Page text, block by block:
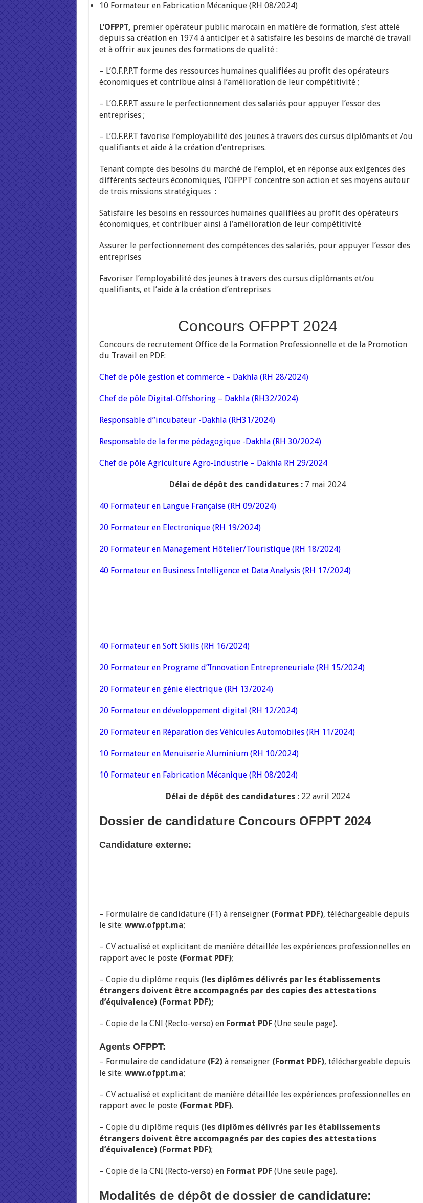
10 Formateur en Fabrication Mécanique (RH 08/2024)
L’OFPPT, premier opérateur public marocain en matière de formation, s’est attelé
depuis sa création en 1974 à anticiper et à satisfaire les besoins de marché de travail
et à offrir aux jeunes des formations de qualité :
– L’O.F.P.P.T forme des ressources humaines qualifiées au profit des opérateurs
économiques et contribue ainsi à l’amélioration de leur compétitivité ;
– L’O.F.P.P.T assure le perfectionnement des salariés pour appuyer l’essor des
entreprises ;
– L’O.F.P.P.T favorise l’employabilité des jeunes à travers des cursus diplômants et /ou
qualifiants et aide à la création d’entreprises.
Tenant compte des besoins du marché de l’emploi, et en réponse aux exigences des
différents secteurs économiques, l’OFPPT concentre son action et ses moyens autour
de trois missions stratégiques :
Satisfaire les besoins en ressources humaines qualifiées au profit des opérateurs
économiques, et contribuer ainsi à l’amélioration de leur compétitivité
Assurer le perfectionnement des compétences des salariés, pour appuyer l’essor des
entreprises
Favoriser l’employabilité des jeunes à travers des cursus diplômants et/ou
qualifiants, et l’aide à la création d’entreprises
Concours OFPPT 2024
Concours de recrutement Office de la Formation Professionnelle et de la Promotion
du Travail en PDF:
Chef de pôle gestion et commerce – Dakhla (RH 28/2024)
Chef de pôle Digital-Offshoring – Dakhla (RH32/2024)
Responsable d”incubateur -Dakhla (RH31/2024)
Responsable de la ferme pédagogique -Dakhla (RH 30/2024)
Chef de pôle Agriculture Agro-Industrie – Dakhla RH 29/2024
Délai de dépôt des candidatures : 7 mai 2024
40 Formateur en Langue Française (RH 09/2024)
20 Formateur en Electronique (RH 19/2024)
20 Formateur en Management Hôtelier/Touristique (RH 18/2024)
40 Formateur en Business Intelligence et Data Analysis (RH 17/2024)
40 Formateur en Soft Skills (RH 16/2024)
20 Formateur en Programe d”Innovation Entrepreneuriale (RH 15/2024)
20 Formateur en génie électrique (RH 13/2024)
20 Formateur en développement digital (RH 12/2024)
20 Formateur en Réparation des Véhicules Automobiles (RH 11/2024)
10 Formateur en Menuiserie Aluminium (RH 10/2024)
10 Formateur en Fabrication Mécanique (RH 08/2024)
Délai de dépôt des candidatures :22 avril 2024
Dossier de candidature Concours OFPPT 2024
Candidature externe:
– Formulaire de candidature (F1) à renseigner (Format PDF), téléchargeable depuis
le site: www.ofppt.ma;
– CV actualisé et explicitant de manière détaillée les expériences professionnelles en
rapport avec le poste (Format PDF);
– Copie du diplôme requis (les diplômes délivrés par les établissements
étrangers doivent être accompagnés par des copies des attestations
d’équivalence) (Format PDF);
– Copie de la CNI (Recto-verso) en Format PDF(Une seule page).
Agents OFPPT:
– Formulaire de candidature (F2)à renseigner (Format PDF), téléchargeable depuis
le site: www.ofppt.ma;
– CV actualisé et explicitant de manière détaillée les expériences professionnelles en
rapport avec le poste (Format PDF).
– Copie du diplôme requis (les diplômes délivrés par les établissements
étrangers doivent être accompagnés par des copies des attestations
d’équivalence) (Format PDF);
– Copie de la CNI (Recto-verso) en Format PDF(Une seule page).
Modalités de dépôt de dossier de candidature: